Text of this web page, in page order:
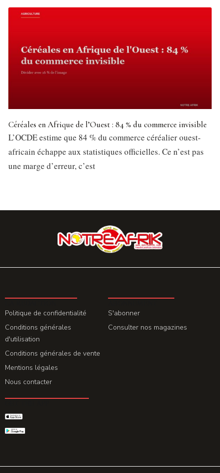
Céréales en Afrique de l’Ouest : 84 % du commerce invisible
L’OCDE estime que 84 % du commerce céréalier ouest-
africain échappe aux statistiques officielles. Ce n’est pas
une marge d’erreur, c’est
Politique de confidentialité
Conditions générales
d'utilisation
Conditions générales de vente
Mentions légales
Nous contacter
S'abonner
Consulter nos magazines